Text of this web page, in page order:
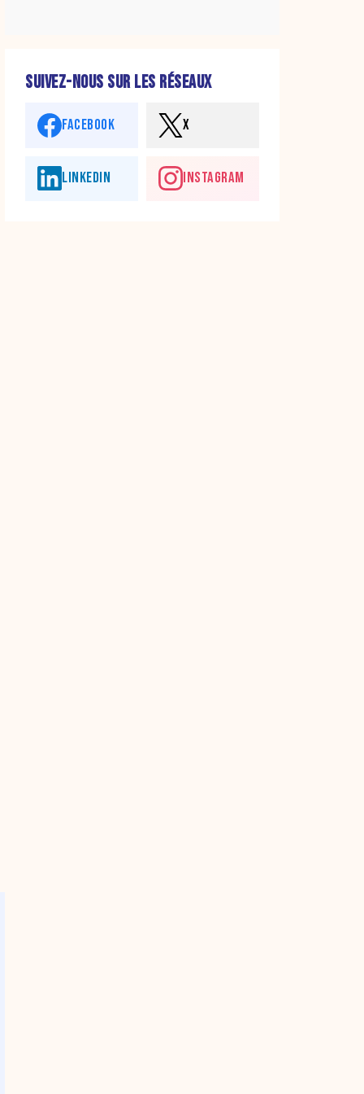
SUIVEZ-NOUS SUR LES RÉSEAUX
FACEBOOK X
LINKEDIN INSTAGRAM